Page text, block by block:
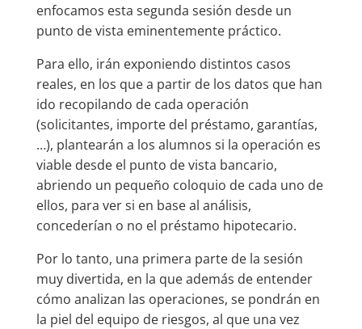
enfocamos esta segunda sesión desde un
punto de vista eminentemente práctico.
Para ello, irán exponiendo distintos casos
reales, en los que a partir de los datos que han
ido recopilando de cada operación
(solicitantes, importe del préstamo, garantías,
…), plantearán a los alumnos si la operación es
viable desde el punto de vista bancario,
abriendo un pequeño coloquio de cada uno de
ellos, para ver si en base al análisis,
concederían o no el préstamo hipotecario.
Por lo tanto, una primera parte de la sesión
muy divertida, en la que además de entender
cómo analizan las operaciones, se pondrán en
la piel del equipo de riesgos, al que una vez